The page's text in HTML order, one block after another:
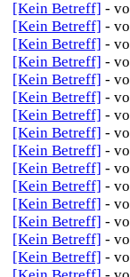
[Kein Betreff] -
[Kein Betreff] -
[Kein Betreff] -
[Kein Betreff] -
[Kein Betreff] -
[Kein Betreff] -
[Kein Betreff] -
[Kein Betreff] -
[Kein Betreff] -
[Kein Betreff] -
[Kein Betreff] -
[Kein Betreff] -
[Kein Betreff] -
[Kein Betreff] -
[Kein Betreff] -